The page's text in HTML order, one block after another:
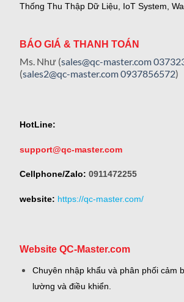
Thống Thu Thập Dữ Liệu, IoT System,
BÁO GIÁ & THANH TOÁN
Ms. Như (sales@qc-master.com
(sales2@qc-master.com0937856572)
HotLine:
support@qc-master.com
Cellphone/Zalo: 0911472255
website: https://qc-master.com/
Website QC-Master.com
Chuyên nhập khẩu và phân phối cảm
lường và điều khiển.